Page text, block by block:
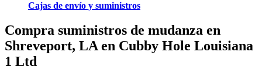
Cajas de envío y suministros
Compra suministros de mudanza en
Shreveport, LA en Cubby Hole Louisiana
1 Ltd